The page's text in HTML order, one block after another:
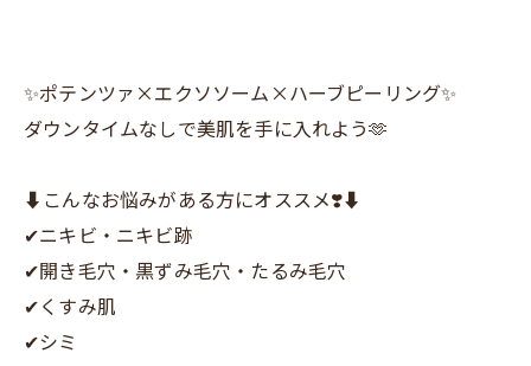
✨ポテンツァ×エクソソーム×ハーブピーリング✨
ダウンタイムなしで美肌を手に入れよう🫶
⬇️こんなお悩みがある方にオススメ❣️⬇️
✔︎ニキビ・ニキビ跡
✔︎開き毛穴・黒ずみ毛穴・たるみ毛穴
✔︎くすみ肌
✔︎シミ